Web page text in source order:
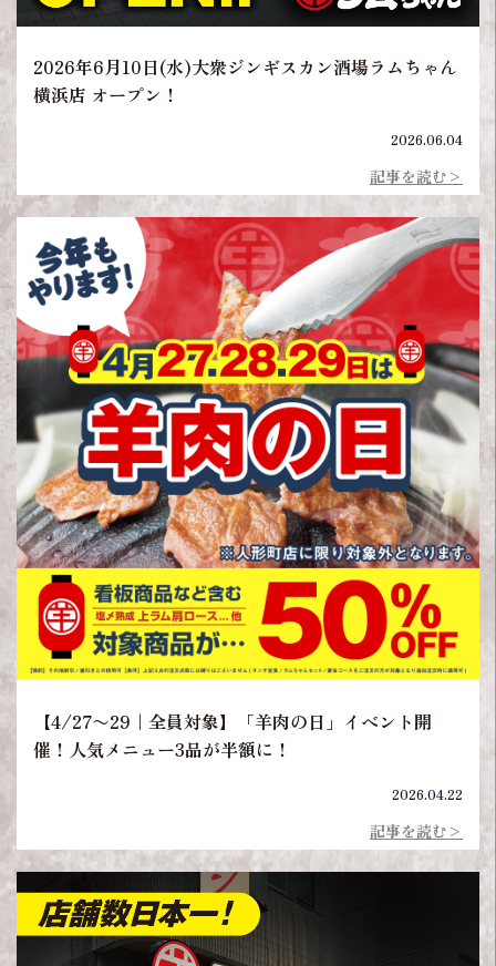
2026年6月10日(水)大衆ジンギスカン酒場ラムちゃん
横浜店 オープン！
2026.06.04
記事を読む>
【4/27〜29｜全員対象】「羊肉の日」イベント開
催！人気メニュー3品が半額に！
2026.04.22
記事を読む>